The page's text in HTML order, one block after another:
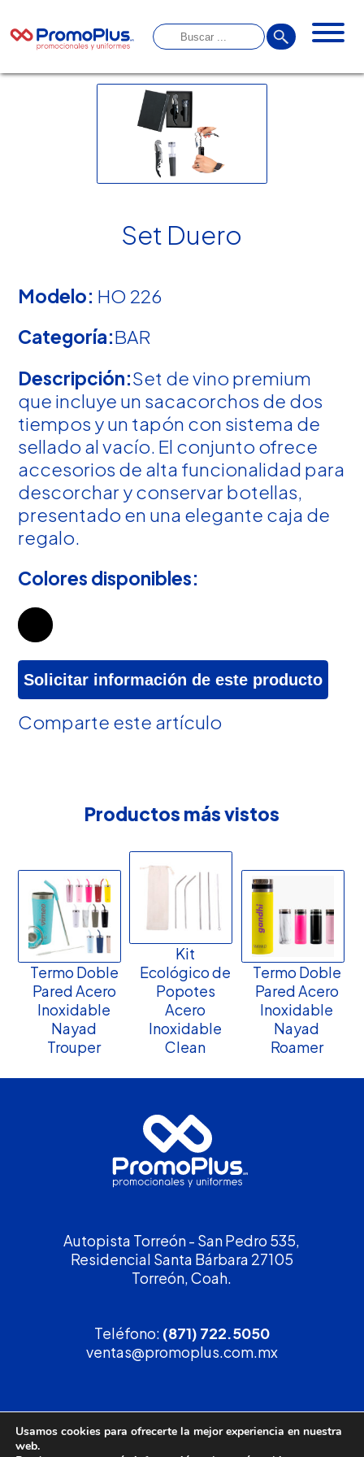
Set Duero
Modelo: HO 226
Categoría:BAR
Descripción:Set de vino premium
que incluye un sacacorchos de dos
tiempos y un tapón con sistema de
sellado al vacío. El conjunto ofrece
accesorios de alta funcionalidad para
descorchar y conservar botellas,
presentado en una elegante caja de
regalo.
Colores disponibles:
Solicitar información de este producto
Comparte este artículo
Productos más vistos
Termo Doble
Pared Acero
Inoxidable
Nayad
Trouper
Kit
Ecológico de
Popotes
Acero
Inoxidable
Clean
Termo Doble
Pared Acero
Inoxidable
Nayad
Roamer
Autopista Torreón - San Pedro 535,
Residencial Santa Bárbara 27105
Torreón, Coah.
Teléfono: (871) 722.5050
ventas@promoplus.com.mx
¡Solicita tucotización!
Usamos cookies para ofrecerte la mejor experiencia en nuestra
web.